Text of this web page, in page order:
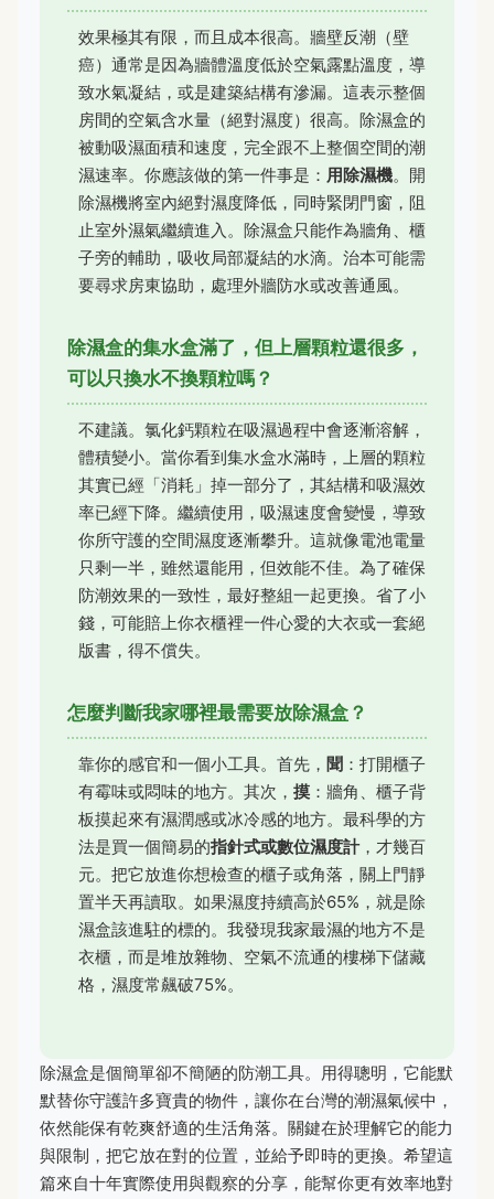
效果極其有限，而且成本很高。牆壁反潮（壁
癌）通常是因為牆體溫度低於空氣露點溫度，導
致水氣凝結，或是建築結構有滲漏。這表示整個
房間的空氣含水量（絕對濕度）很高。除濕盒的
被動吸濕面積和速度，完全跟不上整個空間的潮
濕速率。你應該做的第一件事是： 用除濕機。開
除濕機將室內絕對濕度降低，同時緊閉門窗，阻
止室外濕氣繼續進入。除濕盒只能作為牆角、櫃
子旁的輔助，吸收局部凝結的水滴。治本可能需
要尋求房東協助，處理外牆防水或改善通風。
除濕盒的集水盒滿了，但上層顆粒還很多，
可以只換水不換顆粒嗎？
不建議。氯化鈣顆粒在吸濕過程中會逐漸溶解，
體積變小。當你看到集水盒水滿時，上層的顆粒
其實已經「消耗」掉一部分了，其結構和吸濕效
率已經下降。繼續使用，吸濕速度會變慢，導致
你所守護的空間濕度逐漸攀升。這就像電池電量
只剩一半，雖然還能用，但效能不佳。為了確保
防潮效果的一致性，最好整組一起更換。省了小
錢，可能賠上你衣櫃裡一件心愛的大衣或一套絕
版書，得不償失。
怎麼判斷我家哪裡最需要放除濕盒？
靠你的感官和一個小工具。首先， 聞 ：打開櫃子
有霉味或悶味的地方。其次， 摸 ：牆角、櫃子背
板摸起來有濕潤感或冰冷感的地方。最科學的方
法是買一個簡易的指針式或數位濕度計，才幾百
元。把它放進你想檢查的櫃子或角落，關上門靜
置半天再讀取。如果濕度持續高於65%，就是除
濕盒該進駐的標的。我發現我家最濕的地方不是
衣櫃，而是堆放雜物、空氣不流通的樓梯下儲藏
格，濕度常飆破75%。
除濕盒是個簡單卻不簡陋的防潮工具。用得聰明，它能默
默替你守護許多寶貴的物件，讓你在台灣的潮濕氣候中，
依然能保有乾爽舒適的生活角落。關鍵在於理解它的能力
與限制，把它放在對的位置，並給予即時的更換。希望這
篇來自十年實際使用與觀察的分享，能幫你更有效率地對